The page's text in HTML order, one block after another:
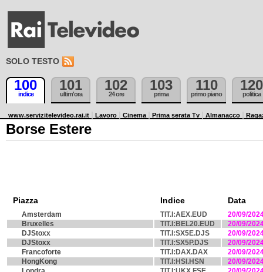
SOLO TESTO
100
indice
101
ultim'ora
102
24 ore
103
prima
110
primo piano
120
politica
www.servizitelevideo.rai.it Lavoro Cinema Prima serata Tv Almanacco
Borse Estere
Piazza Indice Data
Amsterdam TIT.I:AEX.EUD
20/09/
Bruxelles
TIT.I:BEL20.EUD
20/09/
DJStoxx
TIT.I:SX5E.DJS
20/09/
DJStoxx
TIT.I:SX5P.DJS
20/09/
Francoforte
TIT.I:DAX.DAX
20/09/
HongKong
TIT.I:HSI.HSN
20/09/